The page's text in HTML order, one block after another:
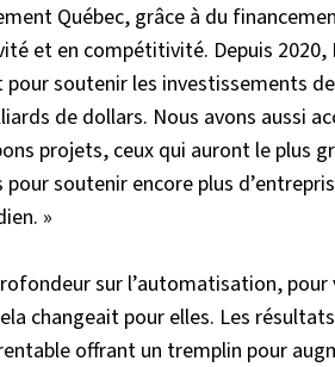
Québec, grâce à du
et en compétitivité. Depuis
soutenir les investissements
de dollars. Nous avons aussi
projets, ceux qui auront le plus
soutenir encore plus
»
sur l’automatisation,
changeait pour elles. Les
offrant un tremplin pour